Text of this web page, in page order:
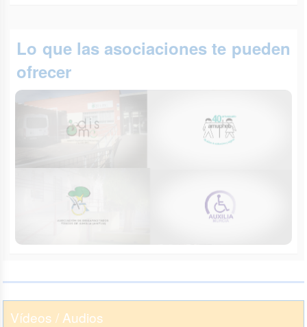
Lo que las asociaciones te pueden
ofrecer
Vídeos / Audios